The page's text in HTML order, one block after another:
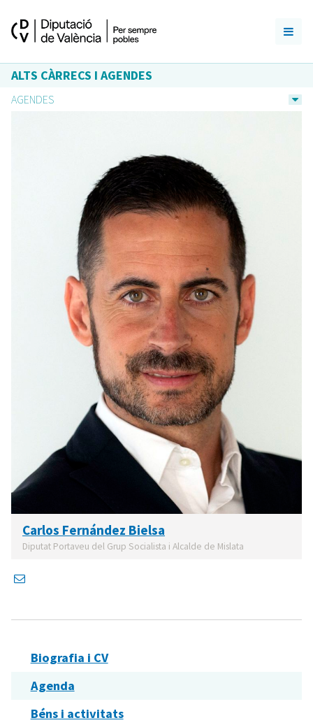
ALTS CÀRRECS I AGENDES
AGENDES
Carlos Fernández Bielsa
Diputat Portaveu del Grup Socialista i Alcalde de Mislata
Biografia i CV
Agenda
Béns i activitats